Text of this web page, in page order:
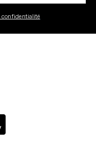
confidentialité